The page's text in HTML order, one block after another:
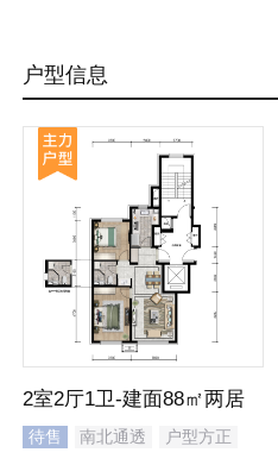
户型信息
2室2厅1卫-建面88㎡两居
待售 南北通透 户型方正